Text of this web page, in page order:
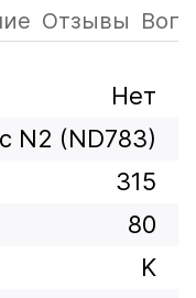
Отзывы
Нет
N2 (ND783)
315
80
K